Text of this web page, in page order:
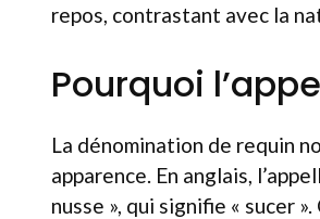
repos, contrastant avec la
Pourquoi
La dénomination de requin
apparence. En anglais,
nusse », qui signifie « sucer